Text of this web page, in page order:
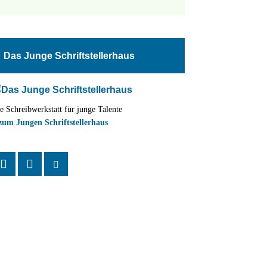
Das Junge Schriftstellerhaus
Schreibwerkstatt für junge Talente
Jungen Schriftstellerhaus